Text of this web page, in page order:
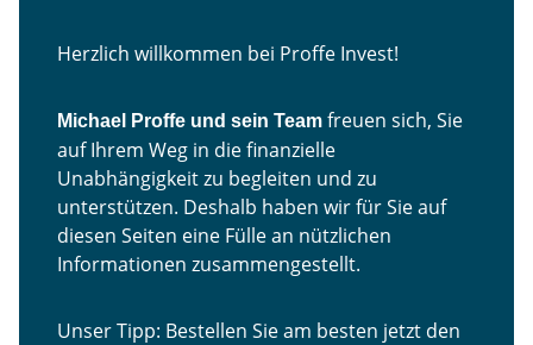
Herzlich willkommen bei Proffe Invest!
Michael Proffe und sein Team freuen sich, Sie
auf Ihrem Weg in die finanzielle
Unabhängigkeit zu begleiten und zu
unterstützen. Deshalb haben wir für Sie auf
diesen Seiten eine Fülle an nützlichen
Informationen zusammengestellt.
Unser Tipp: Bestellen Sie am besten jetzt den